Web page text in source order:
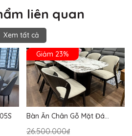
liên quan
Xem tất cả
Giảm 23%
Bàn Ăn Chân Gỗ Mặt Đá
26.500.000₫